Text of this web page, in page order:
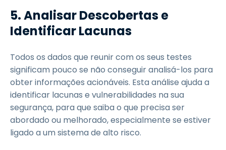
5.Analisar Descobertas e
Identificar Lacunas
Todos os dados que reunir com os seus testes
significam pouco se não conseguir analisá-los para
obter informações acionáveis. Esta análise ajuda a
identificar lacunas e vulnerabilidades na sua
segurança, para que saiba o que precisa ser
abordado ou melhorado, especialmente se estiver
ligado a um sistema de alto risco.